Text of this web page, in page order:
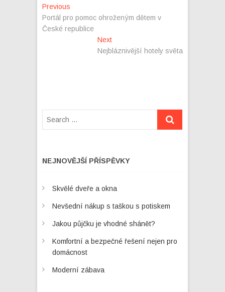
Navigace
pro
Previous
post:
Portál pro pomoc ohroženým dětem v
České republice
NextNext
post:
Nejbláznivější hotely světa
NEJNOVĚJŠÍ PŘÍSPĚVKY
Skvělé dveře a okna
Nevšední nákup s taškou s potiskem
Jakou půjčku je vhodné shánět?
Komfortní a bezpečné řešení nejen pro
domácnost
Moderní zábava